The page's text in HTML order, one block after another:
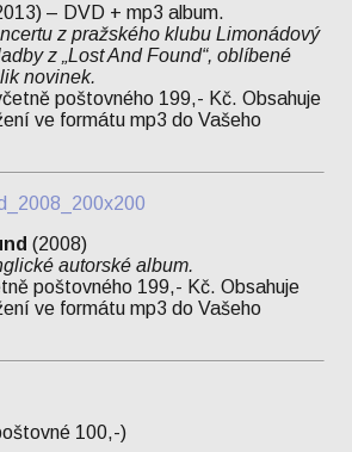
– DVD + mp3 album.
z pražského klubu Limonádový
z „Lost And Found“, oblíbené
novinek.
poštovného 199,- Kč. Obsahuje
ve formátu mp3 do Vašeho
(2008)
autorské album.
poštovného 199,- Kč. Obsahuje
ve formátu mp3 do Vašeho
100,-)